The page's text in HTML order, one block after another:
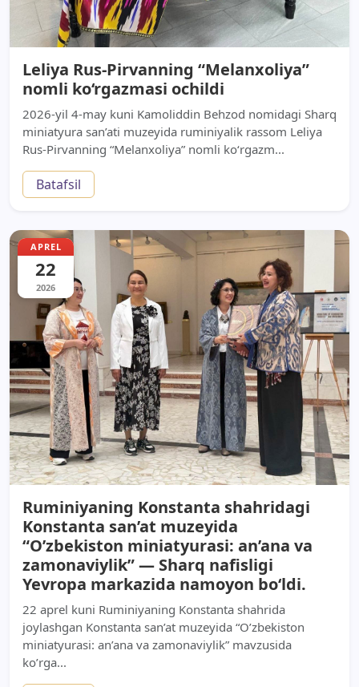
Leliya Rus-Pirvanning “Melanxoliya”
nomli ko‘rgazmasi ochildi
2026-yil 4-may kuni Kamoliddin Behzod nomidagi Sharq
miniatyura san’ati muzeyida ruminiyalik rassom Leliya
Rus-Pirvanning “Melanxoliya” nomli ko‘rgazm...
Batafsil
APREL
22
2026
Ruminiyaning Konstanta shahridagi
Konstanta san’at muzeyida
“O’zbekiston miniatyurasi: an’ana va
zamonaviylik” — Sharq nafisligi
Yevropa markazida namoyon bo‘ldi.
22 aprel kuni Ruminiyaning Konstanta shahrida
joylashgan Konstanta san’at muzeyida “O’zbekiston
miniatyurasi: an’ana va zamonaviylik” mavzusida
ko’rga...